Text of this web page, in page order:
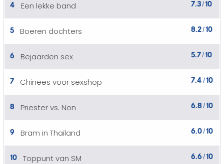
4 Een lekke band 7.3/10
5 Boeren dochters 8.2/10
6 Bejaarden sex 5.7/10
7 Chinees voor sexshop 7.4 /10
8 Priester vs. Non 6.8 /10
9 Bram in Thailand 6.0/10
10 Toppunt van SM 6.6 /10